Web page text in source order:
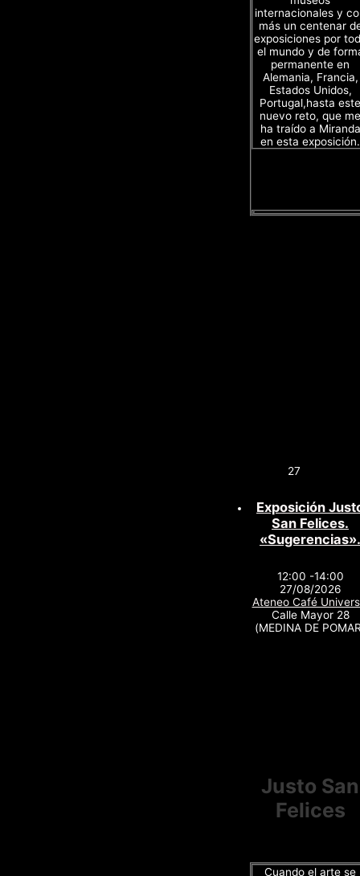
internacionales y
más un centenar
exposiciones por
el mundo y de
permanente en
Alemania, Francia,
Estados Unidos,
Portugal,hasta este
nuevo reto, que me
ha traído a Miranda
en esta exposición.
27
Exposición
San Felices.
«Sugerencias».
12:00 -14:00
27/08/2026
Ateneo Café
Calle Mayor 28
(MEDINA DE
Justo San
Felices
Cuando el arte se